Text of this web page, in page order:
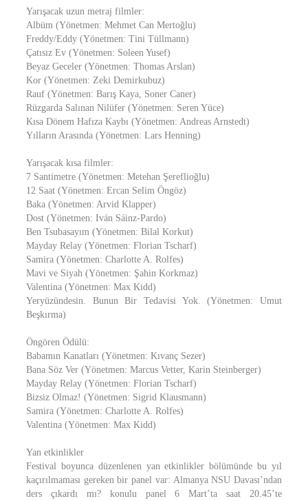
Yarışacak uzun metraj filmler:
Albüm (Yönetmen: Mehmet Can Mertoğlu)
Freddy/Eddy (Yönetmen: Tini Tüllmann)
Çatısız Ev (Yönetmen: Soleen Yusef)
Beyaz Geceler (Yönetmen: Thomas Arslan)
Kor (Yönetmen: Zeki Demirkubuz)
Rauf (Yönetmen: Barış Kaya, Soner Caner)
Rüzgarda Salınan Nilüfer (Yönetmen: Seren Yüce)
Kısa Dönem Hafıza Kaybı (Yönetmen: Andreas Arnstedt)
Yılların Arasında (Yönetmen: Lars Henning)
Yarışacak kısa filmler:
7 Santimetre (Yönetmen: Metehan Şereflioğlu)
12 Saat (Yönetmen: Ercan Selim Öngöz)
Baka (Yönetmen: Arvid Klapper)
Dost (Yönetmen: Iván Sáinz-Pardo)
Ben Tsubasayım (Yönetmen: Bilal Korkut)
Mayday Relay (Yönetmen: Florian Tscharf)
Samira (Yönetmen: Charlotte A. Rolfes)
Mavi ve Siyah (Yönetmen: Şahin Korkmaz)
Valentina (Yönetmen: Max Kidd)
Yeryüzündesin. Bunun Bir Tedavisi Yok. (Yönetmen: Umut
Beşkırma)
Öngören Ödülü:
Babamın Kanatları (Yönetmen: Kıvanç Sezer)
Bana Söz Ver (Yönetmen: Marcus Vetter, Karin Steinberger)
Mayday Relay (Yönetmen: Florian Tscharf)
Bizsiz Olmaz! (Yönetmen: Sigrid Klausmann)
Samira (Yönetmen: Charlotte A. Rolfes)
Valentina (Yönetmen: Max Kidd)
Yan etkinlikler
Festival boyunca düzenlenen yan etkinlikler bölümünde bu yıl
kaçırılmaması gereken bir panel var: Almanya NSU Davası’ndan
ders çıkardı mı? konulu panel 6 Mart’ta saat 20.45’te